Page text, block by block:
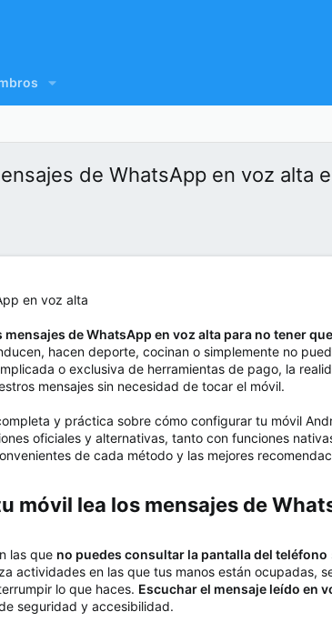
de WhatsApp en voz alta
mensajes de WhatsApp en voz alta para no tener
hacen deporte, cocinan o simplemente no
o exclusiva de herramientas de pago, la
mensajes sin necesidad de tocar el móvil.
y práctica sobre cómo configurar tu móvil
oficiales y alternativas, tanto con funciones
de cada método y las mejores
móvil lea los mensajes de
las que no puedes consultar la pantalla del teléfono
actividades en las que tus manos están ocupadas,
lo que haces. Escuchar el mensaje leído en
seguridad y accesibilidad.